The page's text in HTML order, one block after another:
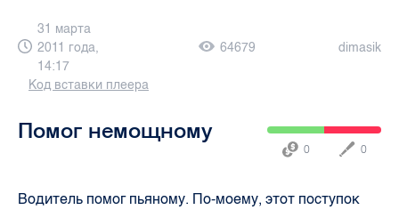
31 марта
2011 года,
14:17
64679 dimasik
Код вставки плеера
Помог немощному
0 0
Водитель помог пьяному. По-моему, этот поступок